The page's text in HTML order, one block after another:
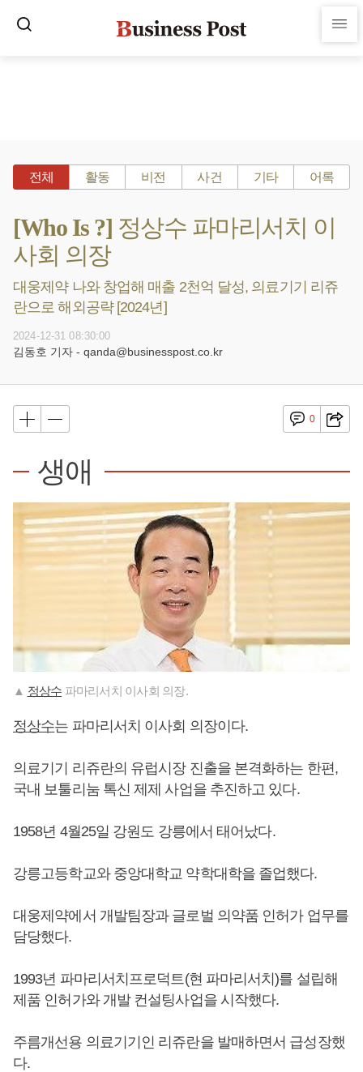
전체 활동 비전 사건 기타 어록
[Who Is ?] 정상수 파마리서치 이
사회 의장
대웅제약 나와 창업해 매출 2천억 달성, 의료기기 리쥬
란으로 해외공략 [2024년]
2024-12-31 08:30:00
김동호 기자 - qanda@businesspost.co.kr
0
생애
▲ 정상수 파마리서치 이사회 의장.
정상수는 파마리서치 이사회 의장이다.
의료기기 리쥬란의 유럽시장 진출을 본격화하는 한편,
국내 보툴리눔 톡신 제제 사업을 추진하고 있다.
1958년 4월25일 강원도 강릉에서 태어났다.
강릉고등학교와 중앙대학교 약학대학을 졸업했다.
대웅제약에서 개발팀장과 글로벌 의약품 인허가 업무를
담당했다.
1993년 파마리서치프로덕트(현 파마리서치)를 설립해
제품 인허가와 개발 컨설팅사업을 시작했다.
주름개선용 의료기기인 리쥬란을 발매하면서 급성장했
다.